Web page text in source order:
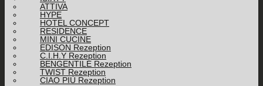
ATTIVA
HYPE
HOTEL CONCEPT
RESIDENCE
MINI CUCINE
EDISON Rezeption
C.I.H.Y Rezeption
BENGENTILE Rezeption
TWIST Rezeption
CIAO PIÙ Rezeption